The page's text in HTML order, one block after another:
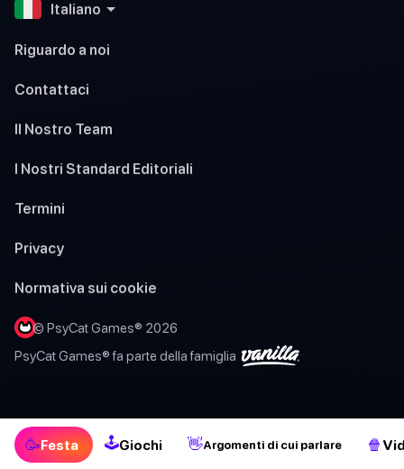
🥳Festa 🕹Giochi 👋Argomenti di cui parlare 🍿
Italiano
Riguardo a noi
Contattaci
Il Nostro Team
I Nostri Standard Editoriali
Termini
Privacy
Normativa sui cookie
© PsyCat Games® 2026
PsyCat Games® fa parte della famiglia